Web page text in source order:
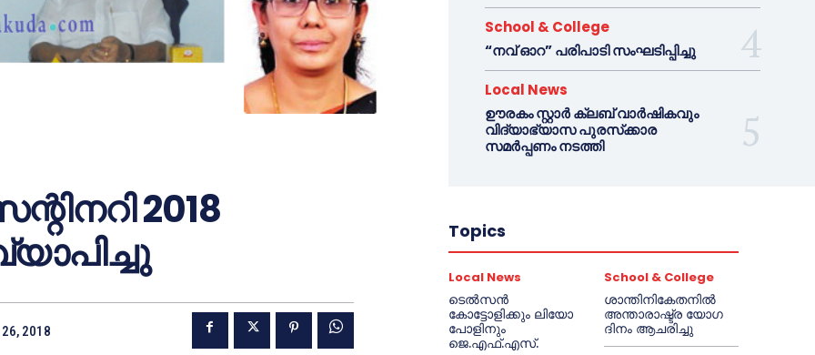
2018
2018
School & College
“നവ് ഓറ” പരിപാടി സംഘടിപ്പിച്ചു
Local News
ഊരകം സ്റ്റാർ ക്ലബ് വാർഷികവും
വിദ്യാഭ്യാസ പുരസ്‌ക്കാര
സമർപ്പണം നടത്തി
Topics
Local News
ടെൽസൻ
കോട്ടോളിക്കും ലിയോ
പോളിനും
ജെ.എഫ്.എസ്.
School & College
ശാന്തിനികേതനിൽ
അന്താരാഷ്ട്ര യോഗ
ദിനം ആചരിച്ചു